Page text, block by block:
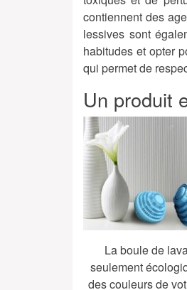
contiennent des
lessives sont
habitudes et opter
qui permet de
Un produit
La boule de
seulement
des couleurs de